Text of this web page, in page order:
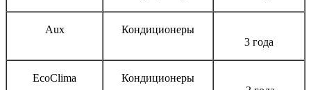
Aux
Кондиционеры
3 года
EcoClima
Кондиционеры